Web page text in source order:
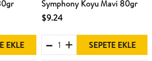
EKLE
Symphony Koyu Mavi 80gr
$9.24
SEPETE EKLE